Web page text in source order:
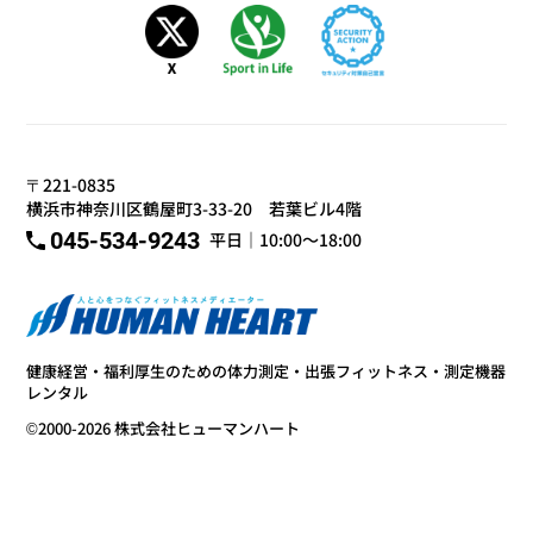
〒221-0835
横浜市神奈川区鶴屋町3-33-20 若葉ビル4階
045-534-9243 平日｜10:00～18:00
健康経営・福利厚生のための体力測定・出張フィットネス・測定機器
レンタル
©2000-2026 株式会社ヒューマンハート